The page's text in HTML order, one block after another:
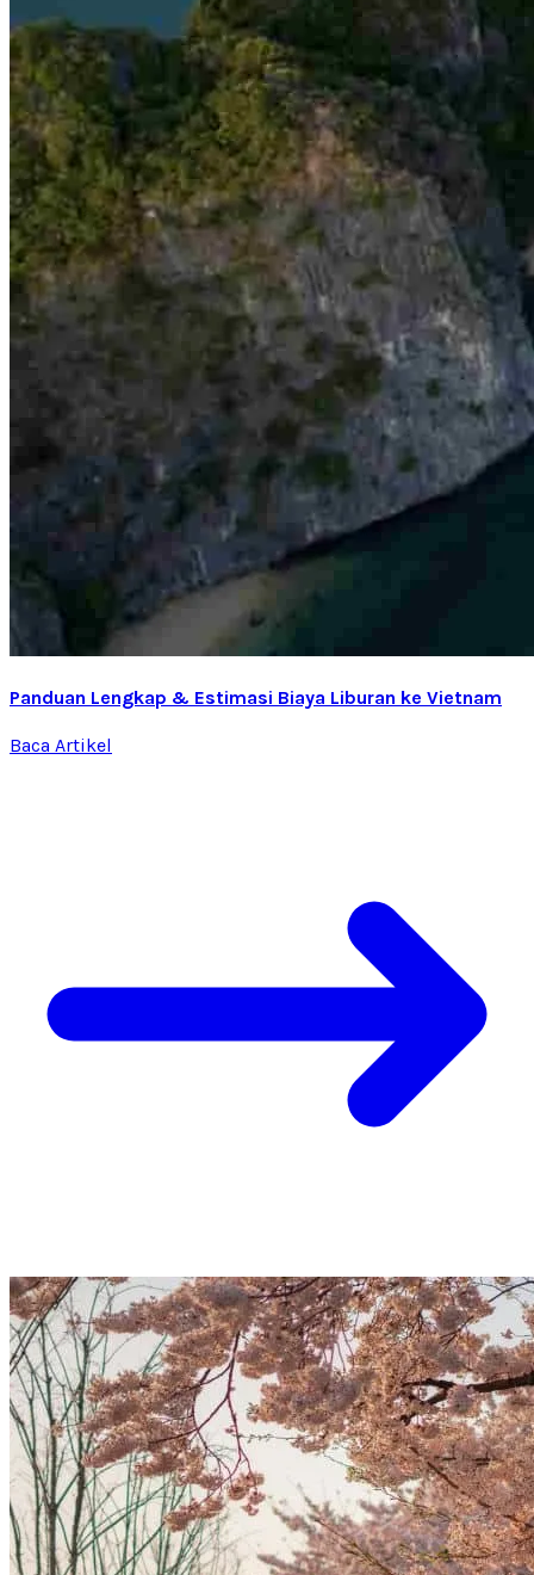
Panduan Lengkap & Estimasi Biaya Liburan ke Vietnam
Baca Artikel